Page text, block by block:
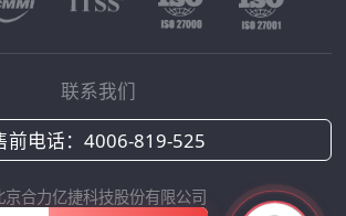
联系我们
前电话：4006-819-525
京合力亿捷科技股份有限公司